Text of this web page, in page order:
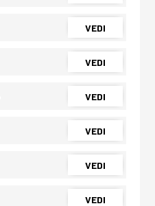
VEDI
VEDI
VEDI
VEDI
VEDI
VEDI